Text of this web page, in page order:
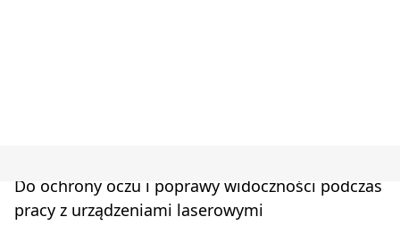
Do ochrony oczu i poprawy widoczności podczas
pracy z urządzeniami laserowymi